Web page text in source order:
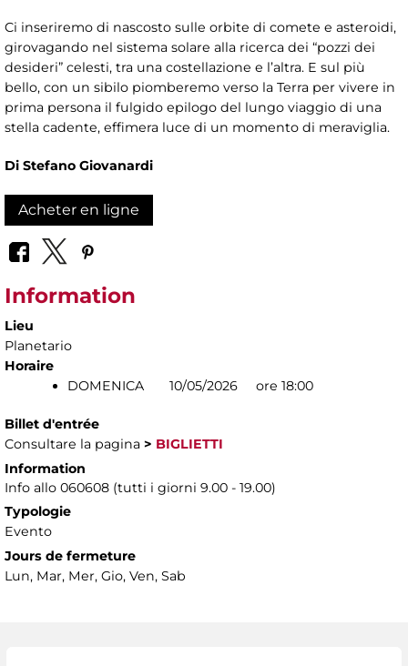
Ci inseriremo di nascosto sulle orbite di comete e asteroidi,
girovagando nel sistema solare alla ricerca dei “pozzi dei
desideri” celesti, tra una costellazione e l’altra. E sul più
bello, con un sibilo piomberemo verso la Terra per vivere in
prima persona il fulgido epilogo del lungo viaggio di una
stella cadente, effimera luce di un momento di meraviglia.
Di Stefano Giovanardi
Acheter en ligne
Information
Lieu
Planetario
Horaire
DOMENICA 10/05/2026 ore 18:00
Billet d'entrée
Consultare la pagina > BIGLIETTI
Information
Info allo 060608 (tutti i giorni 9.00 - 19.00)
Typologie
Evento
Jours de fermeture
Lun, Mar, Mer, Gio, Ven, Sab